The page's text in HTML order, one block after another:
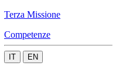
Terza Missione
Competenze
IT EN